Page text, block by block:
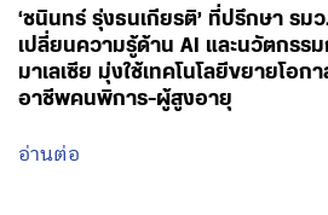
‘ชนินทร์ รุ่งธนเกียรติ’ ที่ปรึกษา รม
เปลี่ยนความรู้ด้าน AI และนวัตกรร
มาเลเซีย มุ่งใช้เทคโนโลยีขยายโอ
อาชีพคนพิการ-ผู้สูงอายุ
อ่านต่อ